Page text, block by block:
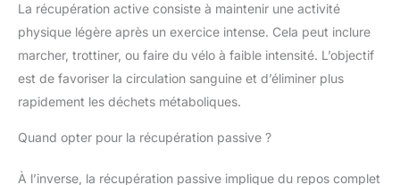
La récupération active consiste à maintenir une activité
physique légère après un exercice intense. Cela peut inclure
marcher, trottiner, ou faire du vélo à faible intensité. L’objectif
est de favoriser la circulation sanguine et d’éliminer plus
rapidement les déchets métaboliques.
Quand opter pour la récupération passive ?
À l’inverse, la récupération passive implique du repos complet